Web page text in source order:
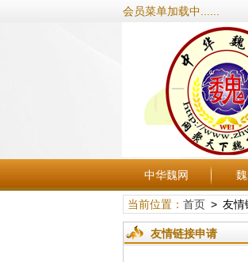
会员菜单加载中......
中华魏网
当前位置： 首页> 友情
友情链接申请